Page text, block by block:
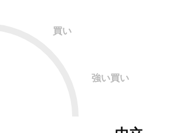
買い
強い買い